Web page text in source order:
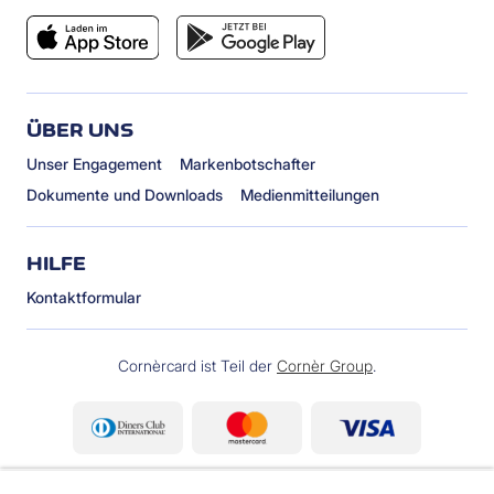
ÜBER UNS
Unser Engagement
Markenbotschafter
Dokumente und Downloads
Medienmitteilungen
HILFE
Kontaktformular
Cornèrcard ist Teil der Cornèr Group.